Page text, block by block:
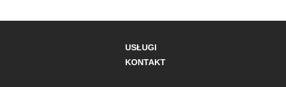
USŁUGI
KONTAKT